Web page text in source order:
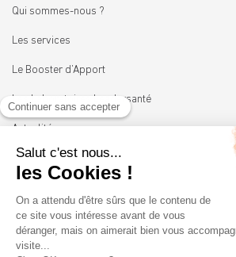
Qui sommes-nous ?
Les services
Le Booster d’Apport
Les Laboratoires Leadersanté
Actualités
Nous rejoindre
92100 BOULOGNE-BILLANCOURT
01 41 05 45 62
contact@leadersante.fr